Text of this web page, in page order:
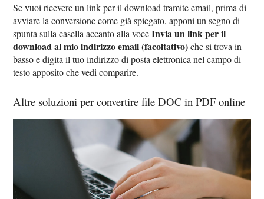
Se vuoi ricevere un link per il download tramite email, prima di
avviare la conversione come già spiegato, apponi un segno di
spunta sulla casella accanto alla voceInvia un link per il
download al mio indirizzo email (facoltativo)che si trova in
basso e digita il tuo indirizzo di posta elettronica nel campo di
testo apposito che vedi comparire.
Altre soluzioni per convertire file DOC in PDF online